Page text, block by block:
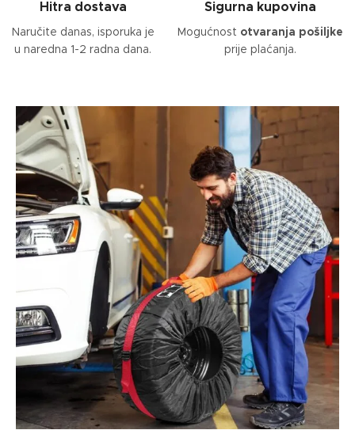
Hitra dostava
Naručite danas, isporuka je
u naredna 1-2 radna dana.
Sigurna kupovina
Mogućnost otvaranja pošiljke
prije plaćanja.